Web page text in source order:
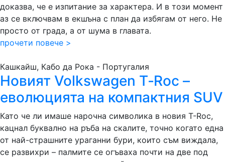
доказва, че е изпитание за характера. И в този момент
аз се включвам в екшъна с план да избягам от него. Не
просто от града, а от шума в главата.
прочети повече >
Кашкайш, Кабо да Рока - Португалия
Новият Volkswagen T‑Roc –
еволюцията на компактния SUV
Като че ли имаше нарочна символика в новия T-Roc,
кацнал буквално на ръба на скалите, точно когато една
от най-страшните ураганни бури, които съм виждала,
се развихри – палмите се огъваха почти на две под